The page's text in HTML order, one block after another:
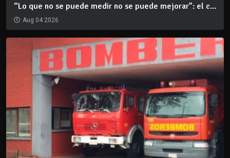
“Lo que no se puede medir no se puede mejorar”: el c...
Aug 04 2026